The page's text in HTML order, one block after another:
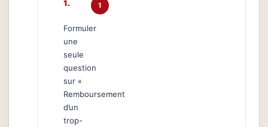
1
Formuler
une
seule
question
sur «
Remboursement
d’un
trop-